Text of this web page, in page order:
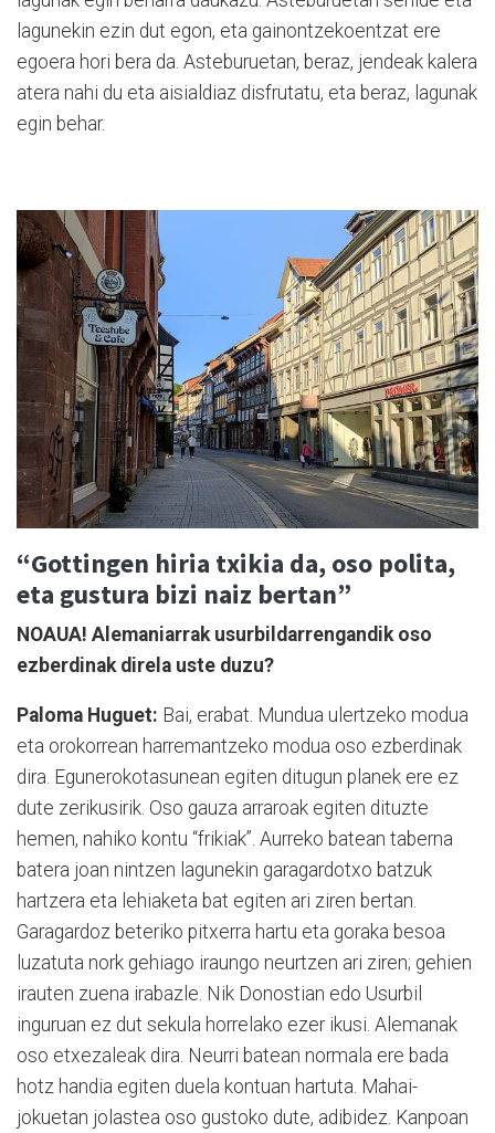
lagunekin ezin dut egon, eta gainontzekoentzat ere
egoera hori bera da. Asteburuetan, beraz, jendeak kalera
atera nahi du eta aisialdiaz disfrutatu, eta beraz, lagunak
egin behar.
“Gottingen hiria txikia da, oso polita,
eta gustura bizi naiz bertan”
NOAUA! Alemaniarrak usurbildarrengandik oso
ezberdinak direla uste duzu?
Paloma Huguet: Bai, erabat. Mundua ulertzeko modua
eta orokorrean harremantzeko modua oso ezberdinak
dira. Egunerokotasunean egiten ditugun planek ere ez
dute zerikusirik. Oso gauza arraroak egiten dituzte
hemen, nahiko kontu “frikiak”. Aurreko batean taberna
batera joan nintzen lagunekin garagardotxo batzuk
hartzera eta lehiaketa bat egiten ari ziren bertan.
Garagardoz beteriko pitxerra hartu eta goraka besoa
luzatuta nork gehiago iraungo neurtzen ari ziren; gehien
irauten zuena irabazle. Nik Donostian edo Usurbil
inguruan ez dut sekula horrelako ezer ikusi. Alemanak
oso etxezaleak dira. Neurri batean normala ere bada
hotz handia egiten duela kontuan hartuta. Mahai-
jokuetan jolastea oso gustoko dute, adibidez. Kanpoan